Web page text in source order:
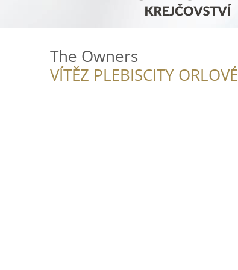
The Owners
VÍTĚZ PLEBISCITY ORLOVÉ